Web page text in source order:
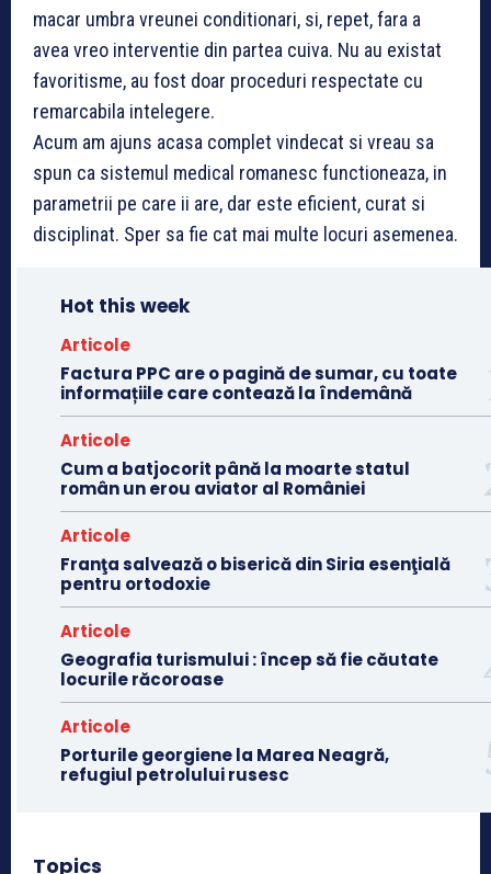
macar umbra vreunei conditionari, si, repet, fara a
avea vreo interventie din partea cuiva. Nu au existat
favoritisme, au fost doar proceduri respectate cu
remarcabila intelegere.
Acum am ajuns acasa complet vindecat si vreau sa
spun ca sistemul medical romanesc functioneaza, in
parametrii pe care ii are, dar este eficient, curat si
disciplinat. Sper sa fie cat mai multe locuri asemenea.
Hot this week
Articole
Factura PPC are o pagină de sumar, cu toate
informațiile care contează la îndemână
Articole
Cum a batjocorit până la moarte statul
român un erou aviator al României
Articole
Franţa salvează o biserică din Siria esenţială
pentru ortodoxie
Articole
Geografia turismului : încep să fie căutate
locurile răcoroase
Articole
Porturile georgiene la Marea Neagră,
refugiul petrolului rusesc
Topics